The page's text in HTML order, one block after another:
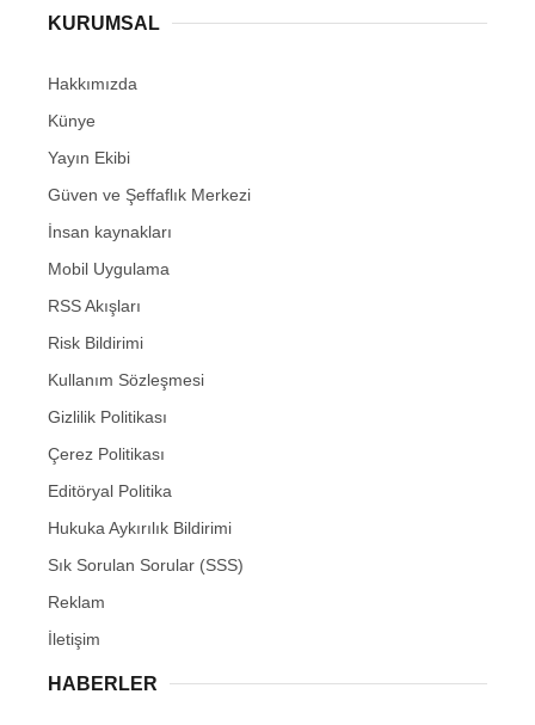
KURUMSAL
Hakkımızda
Künye
Yayın Ekibi
Güven ve Şeffaflık Merkezi
İnsan kaynakları
Mobil Uygulama
RSS Akışları
Risk Bildirimi
Kullanım Sözleşmesi
Gizlilik Politikası
Çerez Politikası
Editöryal Politika
Hukuka Aykırılık Bildirimi
Sık Sorulan Sorular (SSS)
Reklam
İletişim
HABERLER